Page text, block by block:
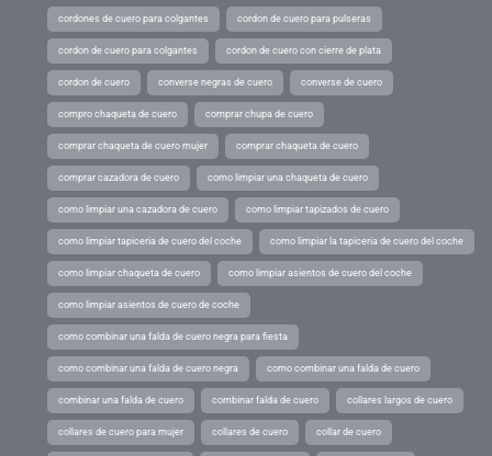
cordones de cuero para colgantes cordon de cuero para pulseras
cordon de cuero para colgantes cordon de cuero con cierre de plata
cordon de cuero converse negras de cuero converse de cuero
compro chaqueta de cuero comprar chupa de cuero
comprar chaqueta de cuero mujer comprar chaqueta de cuero
comprar cazadora de cuero como limpiar una chaqueta de cuero
como limpiar una cazadora de cuero como limpiar tapizados de cuero
como limpiar tapiceria de cuero del coche como limpiar la tapiceria de cuero del coche
como limpiar chaqueta de cuero como limpiar asientos de cuero del coche
como limpiar asientos de cuero de coche
como combinar una falda de cuero negra para fiesta
como combinar una falda de cuero negra como combinar una falda de cuero
combinar una falda de cuero combinar falda de cuero collares largos de cuero
collares de cuero para mujer collares de cuero collar de cuero